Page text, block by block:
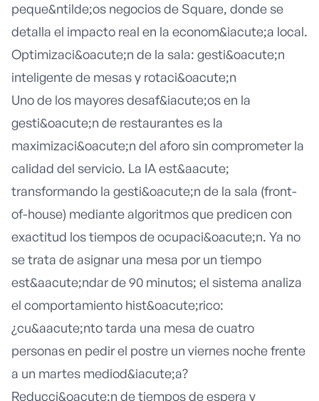
peque&ntilde;os negociosde Square, donde se
detalla el impacto real en la econom&iacute;a local.
Optimizaci&oacute;n de la sala: gesti&oacute;n
inteligente de mesas y rotaci&oacute;n
Uno de los mayores desaf&iacute;os en la
gesti&oacute;n de restaurantes es la
maximizaci&oacute;n del aforo sin comprometer la
calidad del servicio. La IA est&aacute;
transformando la gesti&oacute;n de la sala (front-
of-house) mediante algoritmos que predicen con
exactitud los tiempos de ocupaci&oacute;n. Ya no
se trata de asignar una mesa por un tiempo
est&aacute;ndar de 90 minutos; el sistema analiza
el comportamiento hist&oacute;rico:
¿cu&aacute;nto tarda una mesa de cuatro
personas en pedir el postre un viernes noche frente
a un martes mediod&iacute;a?
Reducci&oacute;n de tiempos de espera y